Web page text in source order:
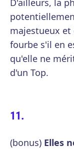
D'ailleurs, la
majestueux et
fourbe s'il en
qu'elle ne
d'un Top.
(bonus) Elles